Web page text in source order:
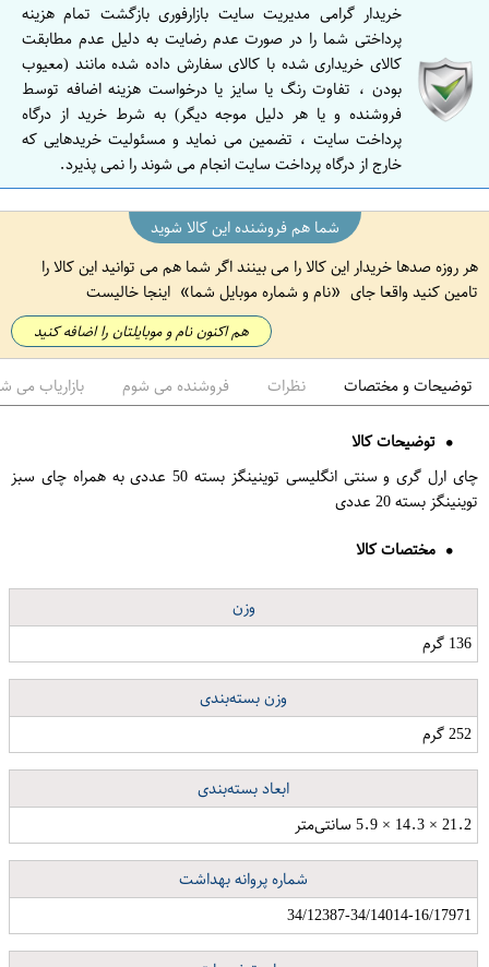
ا
ص
ف
ه
ا
ن
خریدار گرامی مدیریت سایت بازارفوری بازگشت تمام هزینه
پرداختی شما را در صورت عدم رضایت به دلیل عدم مطابقت
کالای خریداری شده با کالای سفارش داده شده مانند (معیوب
بودن ، تفاوت رنگ یا سایز یا درخواست هزینه اضافه توسط
فروشنده و یا هر دلیل موجه دیگر) به شرط خرید از درگاه
پرداخت سایت ، تضمین می نماید و مسئولیت خریدهایی که
خارج از درگاه پرداخت سایت انجام می شوند را نمی پذیرد.
شما هم فروشنده این کالا شوید
هر روزه صدها خریدار این کالا را می بینند اگر شما هم می توانید این کالا را
تامین کنید واقعا جای
نام و شماره موبایل شما اینجا خالیست
هم اکنون نام و موبایلتان را اضافه کنید
توضیحات و مختصات نظرات فروشنده می شوم بازاریاب می
توضیحات کالا
چای ارل گری و سنتی انگلیسی توینینگز بسته 50 عددی به همراه چای سبز
توینینگز بسته 20 عددی
مختصات کالا
وزن
136 گرم
وزن بسته‌بندی
252 گرم
ابعاد بسته‌بندی
21.2 × 14.3 × 5.9 سانتی‌متر
شماره پروانه بهداشت
34/12387-34/14014-16/17971